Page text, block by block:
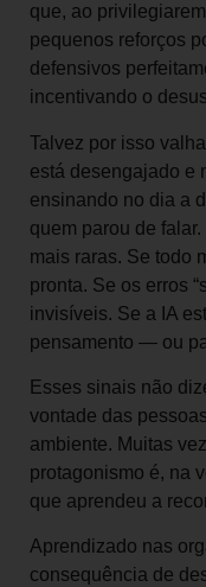
que, ao
pequenos reforços
defensivos
incentivando o
Talvez por isso
está desengajado e
ensinando no dia a
quem parou de
mais raras. Se todo
pronta. Se os erros
invisíveis. Se a IA
pensamento — ou
Esses sinais não
vontade das
ambiente. Muitas
protagonismo é, na
que aprendeu a
Aprendizado nas
consequência de